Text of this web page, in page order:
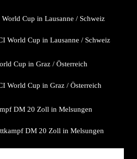
World Cup in Lausanne / Schweiz
World Cup in Graz / Österreich
DM 20 Zoll in Melsungen